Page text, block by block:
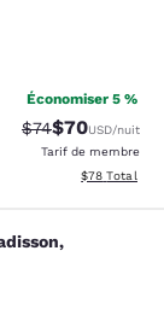
Économiser 5 %
Tarif barré :
$74Tarif réduit :
$70USD/nuit
Tarif de membre
Afficher les
$78 Total